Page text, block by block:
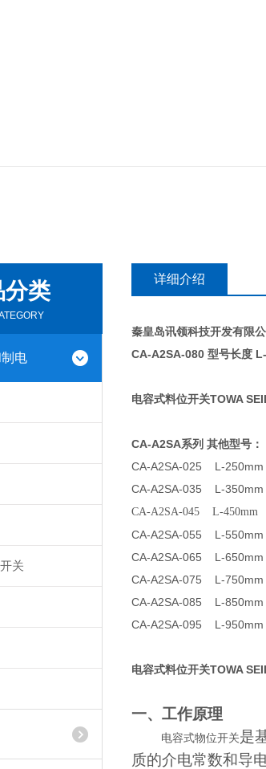
分类
电
关
详细介绍
秦皇岛讯领科技开发有限
CA-A2SA-080 型号长度
电容式料位开关TOWA
CA-A2SA系列 其他型号：
CA-A2SA-025 L-250mm
CA-A2SA-035 L-350mm
CA-A2SA-045 L-450mm
CA-A2SA-055 L-550mm
CA-A2SA-065 L-650mm
CA-A2SA-075 L-750mm
CA-A2SA-085 L-850mm
CA-A2SA-095 L-950mm
电容式料位开关TOWA
一、工作原理
电容式物位开关是
质的介电常数和导